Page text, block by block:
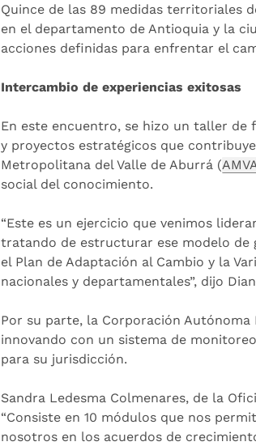
Quince de las 89 medidas territoriales
en el departamento de Antioquia y la
acciones definidas para enfrentar el
Intercambio de experiencias exitosas
En este encuentro, se hizo un taller de
y proyectos estratégicos que
Metropolitana del Valle de Aburrá (
social del conocimiento.
“Este es un ejercicio que venimos
tratando de estructurar ese modelo de
el Plan de Adaptación al Cambio y la
nacionales y departamentales”, dijo
Por su parte, la Corporación Autónoma
innovando con un sistema de
para su jurisdicción.
Sandra Ledesma Colmenares, de la
“Consiste en 10 módulos que nos
nosotros en los acuerdos de